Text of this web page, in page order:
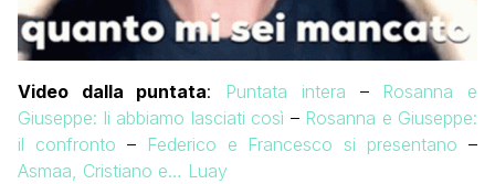
Video dalla puntata: Puntata intera – Rosanna e
Giuseppe: li abbiamo lasciati così – Rosanna e Giuseppe:
il confronto – Federico e Francesco si presentano –
Asmaa, Cristiano e… Luay